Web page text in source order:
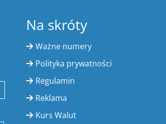
Na skróty
Ważne numery
Polityka prywatności
Regulamin
Reklama
Kurs Walut